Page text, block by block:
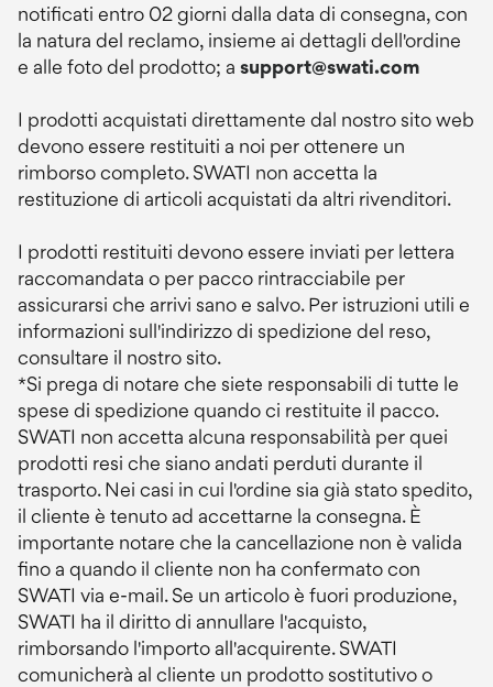
notificati entro 02 giorni dalla data di consegna, con
la natura del reclamo, insieme ai dettagli dell'ordine
e alle foto del prodotto; a support@swati.com
I prodotti acquistati direttamente dal nostro sito web
devono essere restituiti a noi per ottenere un
rimborso completo. SWATI non accetta la
restituzione di articoli acquistati da altri rivenditori.
I prodotti restituiti devono essere inviati per lettera
raccomandata o per pacco rintracciabile per
assicurarsi che arrivi sano e salvo. Per istruzioni utili e
informazioni sull'indirizzo di spedizione del reso,
consultare il nostro sito.
*Si prega di notare che siete responsabili di tutte le
spese di spedizione quando ci restituite il pacco.
SWATI non accetta alcuna responsabilità per quei
prodotti resi che siano andati perduti durante il
trasporto. Nei casi in cui l'ordine sia già stato spedito,
il cliente è tenuto ad accettarne la consegna. È
importante notare che la cancellazione non è valida
fino a quando il cliente non ha confermato con
SWATI via e-mail. Se un articolo è fuori produzione,
SWATI ha il diritto di annullare l'acquisto,
rimborsando l'importo all'acquirente. SWATI
comunicherà al cliente un prodotto sostitutivo o